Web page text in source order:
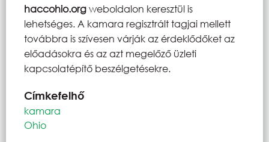
haccohio.orgweboldalon keresztül is
lehetséges. A kamara regisztrált tagjai mellett
továbbra is szívesen várják az érdeklődőket az
előadásokra és az azt megelőző üzleti
kapcsolatépítő beszélgetésekre.
Címkefelhő
kamara
Ohio